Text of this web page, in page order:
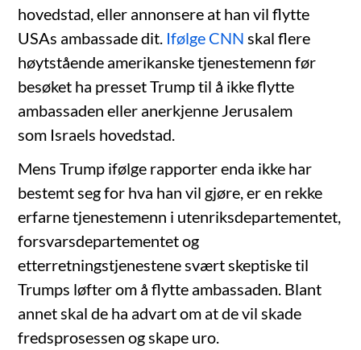
hovedstad, eller annonsere at han vil flytte
USAs ambassade dit. Ifølge CNN skal flere
høytstående amerikanske tjenestemenn før
besøket ha presset Trump til å ikke flytte
ambassaden eller anerkjenne Jerusalem
som Israels hovedstad.
Mens Trump ifølge rapporter enda ikke har
bestemt seg for hva han vil gjøre, er en rekke
erfarne tjenestemenn i utenriksdepartementet,
forsvarsdepartementet og
etterretningstjenestene svært skeptiske til
Trumps løfter om å flytte ambassaden. Blant
annet skal de ha advart om at de vil skade
fredsprosessen og skape uro.